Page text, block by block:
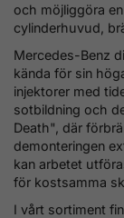
och möjliggöra
cylinderhuvud,
Mercedes-Benz
kända för sin
injektorer med
sotbildning och
Death", där
demonteringen
kan arbetet
för kostsamma
I vårt sortiment